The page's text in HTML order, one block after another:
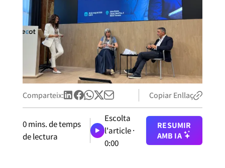
Comparteix: Copiar Enllaç
0mins. de temps
de lectura
Escolta
l'article ·
0:00
RESUMIR
AMB IA